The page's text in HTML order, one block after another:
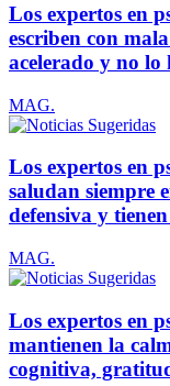
Los expertos en
escriben con
acelerado y no lo
MAG.
Los expertos en
saludan siempre
defensiva y
MAG.
Los expertos en
mantienen la
cognitiva,